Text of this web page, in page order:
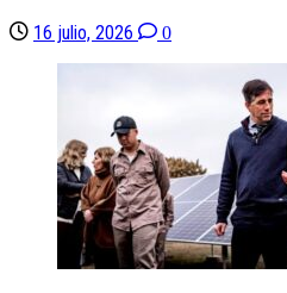
16 julio, 2026 0